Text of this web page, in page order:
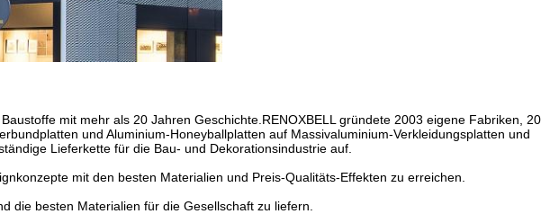
mit mehr als 20 Jahren Geschichte.RENOXBELL gründete 2003 eigene Fabriken,
und Aluminium-Honeyballplatten auf Massivaluminium-Verkleidungsplatten und
Lieferkette für die Bau- und Dekorationsindustrie auf.
mit den besten Materialien und Preis-Qualitäts-Effekten zu erreichen.
die besten Materialien für die Gesellschaft zu liefern.